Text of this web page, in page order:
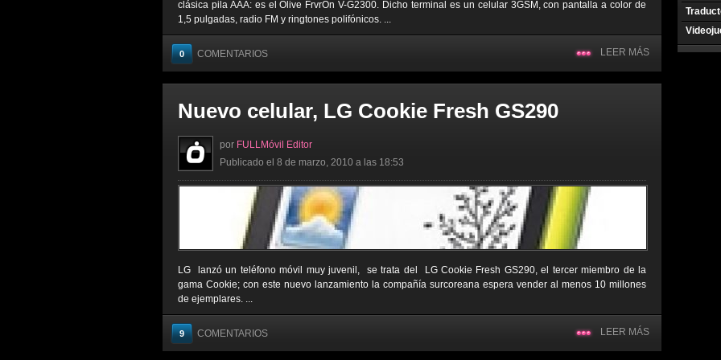
clásica pila AAA: es el Olive FrvrOn V-G2300. Dicho terminal es un celular 3GSM, con pantalla a color de
1,5 pulgadas, radio FM y ringtones polifónicos. ...
0 COMENTARIOS LEER MÁS
Nuevo celular, LG Cookie Fresh GS290
por FULLMóvil Editor
Publicado el 8 de marzo, 2010 a las 18:53
LG lanzó un teléfono móvil muy juvenil, se trata del LG Cookie Fresh GS290, el tercer miembro de la
gama Cookie; con este nuevo lanzamiento la compañía surcoreana espera vender al menos 10 millones
de ejemplares. ...
9 COMENTARIOS LEER MÁS